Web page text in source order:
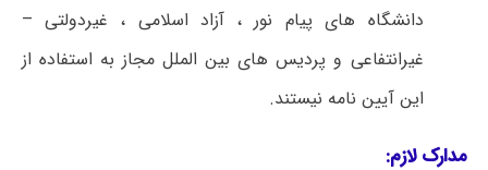
دانشگاه های پیام نور ، آزاد اسلامی ، غیردولتی –
غیرانتفاعی و پردیس های بین الملل مجاز به استفاده از
این آیین نامه نیستند.
مدارک لازم: